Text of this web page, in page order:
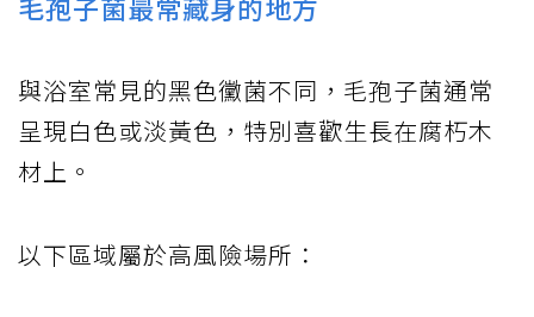
毛孢子菌最常藏身的地方
與浴室常見的黑色黴菌不同，毛孢子菌通常
呈現白色或淡黃色，特別喜歡生長在腐朽木
材上。
以下區域屬於高風險場所：